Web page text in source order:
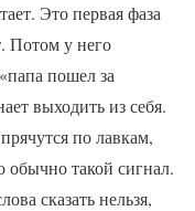
Это первая фаза
Потом у него
пошел за
выходить из себя.
по лавкам,
такой сигнал.
сказать нельзя,